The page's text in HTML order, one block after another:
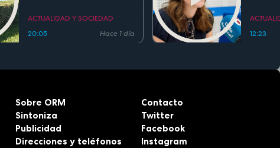
regla de los 5 segundos
ACTUALIDAD Y SOCIEDAD
20:05
Hace 1 día
12:23
Sobre ORM
Sintoniza
Publicidad
Direcciones y teléfonos
Contacto
Twitter
Facebook
Instagram